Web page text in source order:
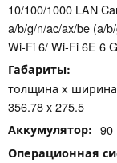
10/100/1000 LAN
a/​b/​g/​n/​ac/​ax/​be (a/
Wi-Fi 6/ Wi-Fi 6E 6
Габариты
толщина х
356.78 x 275.5
Аккумулятор 90
Операционная